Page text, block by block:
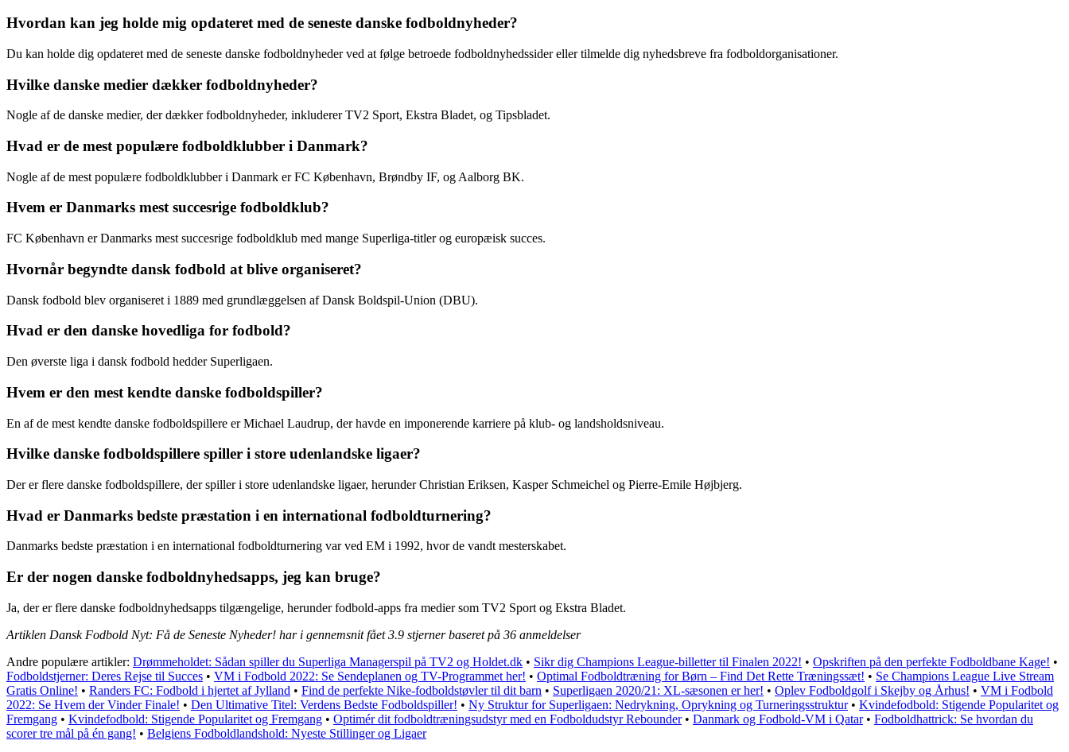
Hvordan kan jeg holde mig opdateret med de seneste danske fodboldnyheder?
Du kan holde dig opdateret med de seneste danske fodboldnyheder ved at følge betroede fodboldnyhedssider eller tilmelde dig nyhedsbreve fra fodboldorganisationer.
Hvilke danske medier dækker fodboldnyheder?
Nogle af de danske medier, der dækker fodboldnyheder, inkluderer TV2 Sport, Ekstra Bladet, og Tipsbladet.
Hvad er de mest populære fodboldklubber i Danmark?
Nogle af de mest populære fodboldklubber i Danmark er FC København, Brøndby IF, og Aalborg BK.
Hvem er Danmarks mest succesrige fodboldklub?
FC København er Danmarks mest succesrige fodboldklub med mange Superliga-titler og europæisk succes.
Hvornår begyndte dansk fodbold at blive organiseret?
Dansk fodbold blev organiseret i 1889 med grundlæggelsen af Dansk Boldspil-Union (DBU).
Hvad er den danske hovedliga for fodbold?
Den øverste liga i dansk fodbold hedder Superligaen.
Hvem er den mest kendte danske fodboldspiller?
En af de mest kendte danske fodboldspillere er Michael Laudrup, der havde en imponerende karriere på klub- og landsholdsniveau.
Hvilke danske fodboldspillere spiller i store udenlandske ligaer?
Der er flere danske fodboldspillere, der spiller i store udenlandske ligaer, herunder Christian Eriksen, Kasper Schmeichel og Pierre-Emile Højbjerg.
Hvad er Danmarks bedste præstation i en international fodboldturnering?
Danmarks bedste præstation i en international fodboldturnering var ved EM i 1992, hvor de vandt mesterskabet.
Er der nogen danske fodboldnyhedsapps, jeg kan bruge?
Ja, der er flere danske fodboldnyhedsapps tilgængelige, herunder fodbold-apps fra medier som TV2 Sport og Ekstra Bladet.
Artiklen Dansk Fodbold Nyt: Få de Seneste Nyheder! har i gennemsnit fået3.9 stjerner baseret på 36 anmeldelser
Andre populære artikler: Drømmeholdet: Sådan spiller du Superliga Managerspil på TV2 og Holdet.dk • Sikr dig Champions League-billetter til Finalen 2022! • Opskriften på den perfekte Fodboldbane Kage! •
Fodboldstjerner: Deres Rejse til Succes • VM i Fodbold 2022: Se Sendeplanen og TV-Programmet her! • Optimal Fodboldtræning for Børn – Find Det Rette Træningssæt! • Se Champions League Live Stream
Gratis Online! • Randers FC: Fodbold i hjertet af Jylland • Find de perfekte Nike-fodboldstøvler til dit barn • Superligaen 2020/21: XL-sæsonen er her! • Oplev Fodboldgolf i Skejby og Århus! • VM i Fodbold
2022: Se Hvem der Vinder Finale! • Den Ultimative Titel: Verdens Bedste Fodboldspiller! • Ny Struktur for Superligaen: Nedrykning, Oprykning og Turneringsstruktur• Kvindefodbold: Stigende Popularitet og
Fremgang • Kvindefodbold: Stigende Popularitet og Fremgang • Optimér dit fodboldtræningsudstyr med en Fodboldudstyr Rebounder• Danmark og Fodbold-VM i Qatar• Fodboldhattrick: Se hvordan du
scorer tre mål på én gang! • Belgiens Fodboldlandshold: Nyeste Stillinger og Ligaer